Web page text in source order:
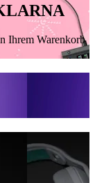
Ihrem Warenkorb